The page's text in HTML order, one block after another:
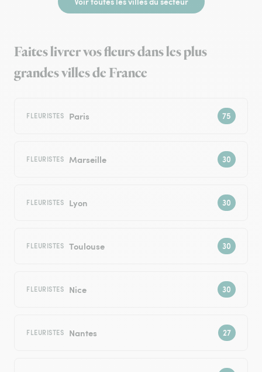
Faites livrer vos fleurs dans les plus
grandes villes de France
FLEURISTES Paris
FLEURISTES Marseille
FLEURISTES Lyon
FLEURISTES Toulouse
FLEURISTES Nice
FLEURISTES Nantes